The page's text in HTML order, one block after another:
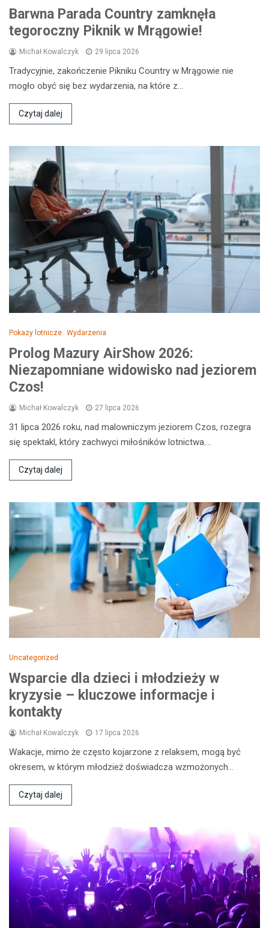
Barwna Parada Country zamknęła
tegoroczny Piknik w Mrągowie!
Michał Kowalczyk 29 lipca 2026
Tradycyjnie, zakończenie Pikniku Country w Mrągowie nie
mogło obyć się bez wydarzenia, na które z…
Czytaj dalej
Pokazy lotnicze Wydarzenia
Prolog Mazury AirShow 2026:
Niezapomniane widowisko nad jeziorem
Czos!
Michał Kowalczyk 27 lipca 2026
31 lipca 2026 roku, nad malowniczym jeziorem Czos, rozegra
się spektakl, który zachwyci miłośników lotnictwa.…
Czytaj dalej
Uncategorized
Wsparcie dla dzieci i młodzieży w
kryzysie – kluczowe informacje i
kontakty
Michał Kowalczyk 17 lipca 2026
Wakacje, mimo że często kojarzone z relaksem, mogą być
okresem, w którym młodzież doświadcza wzmożonych…
Czytaj dalej